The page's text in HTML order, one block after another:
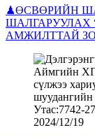
♟ӨСВӨРИЙН
ШАЛГАРУУЛАХ
АМЖИЛТТАЙ
2024/12/19